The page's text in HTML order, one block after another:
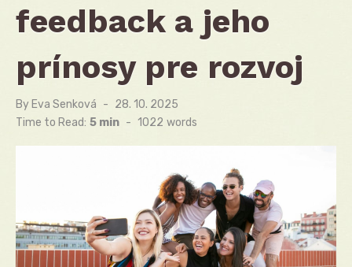
feedback a jeho
prínosy pre rozvoj
By Eva Senková
Posted
on
28. 10. 2025
Time to Read: 5 min - 1022 words